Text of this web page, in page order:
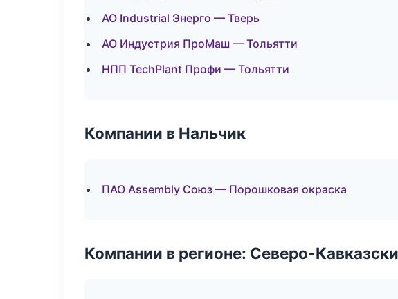
АО Industrial Энерго — Тверь
АО Индустрия ПроМаш — Тольятти
НПП TechPlant Профи — Тольятти
Компании в Нальчик
ПАО Assembly Союз — Порошковая окраска
Компании в регионе: Северо-